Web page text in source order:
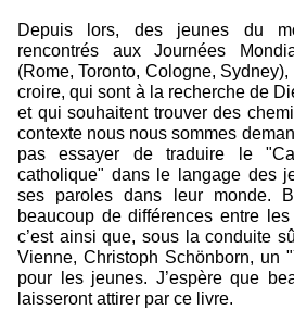
Depuis lors, des jeunes du
rencontrés aux Journées
(Rome, Toronto, Cologne,
croire, qui sont à la recherche de
et qui souhaitent trouver des
contexte nous nous sommes
pas essayer de traduire le
catholique" dans le langage des
ses paroles dans leur monde.
beaucoup de différences entre les
c’est ainsi que, sous la conduite
Vienne, Christoph Schönborn, un
pour les jeunes. J’espère que
laisseront attirer par ce livre.